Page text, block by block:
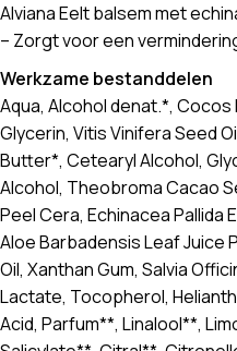
Alviana Eelt balsem met
– Zorgt voor een
Werkzame bestanddelen
Aqua, Alcohol denat.*, Cocos
Glycerin, Vitis Vinifera Seed
Butter*, Cetearyl Alcohol,
Alcohol, Theobroma Cacao
Peel Cera, Echinacea Pallida
Aloe Barbadensis Leaf Juice
Oil, Xanthan Gum, Salvia
Lactate, Tocopherol,
Acid, Parfum**, Linalool**,